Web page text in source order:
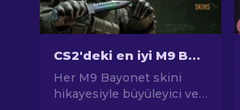
CS2'deki en iyi M9 Bayonet Skinleri
Her M9 Bayonet skini
hikayesiyle büyüleyici ve